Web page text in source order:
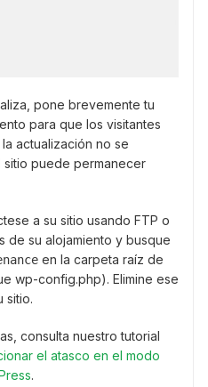
pone brevemente tu
para que los visitantes
actualización no se
puede permanecer
a su sitio usando FTP o
de su alojamiento y busque
en la carpeta raíz de
wp-config.php). Elimine ese
sitio.
consulta nuestro tutorial
el atasco en el modo
.